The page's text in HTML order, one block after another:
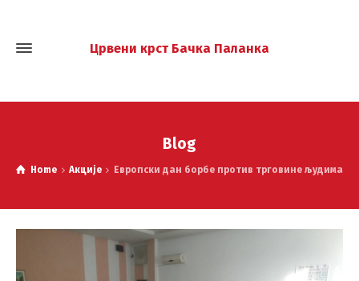
Црвени крст Бачка Паланка
Blog
Home Акције Европски дан борбе против трговине људима